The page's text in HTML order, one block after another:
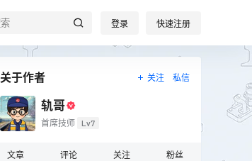
登录 快速注册
关于作者 关注 私信
轨哥
首席技师 Lv7
文章 评论 关注 粉丝